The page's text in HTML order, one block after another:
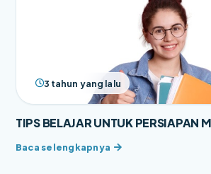
3 tahun yang lalu
TIPS BELAJAR UNTUK PERSIAPAN